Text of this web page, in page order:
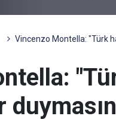
Vincenzo Montella: "Türk